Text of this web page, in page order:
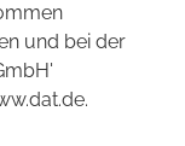
und bei der